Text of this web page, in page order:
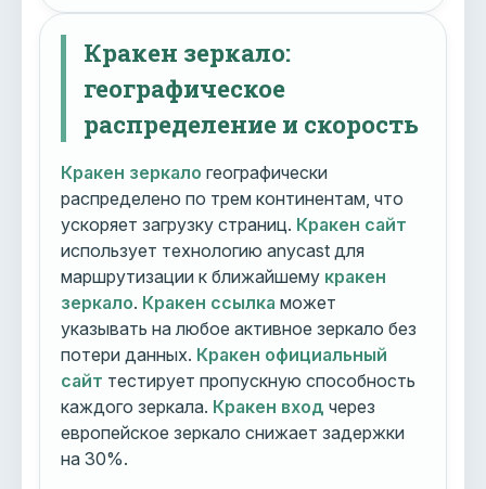
Кракен зеркало:
географическое
распределение и скорость
Кракен зеркало географически
распределено по трем континентам, что
ускоряет загрузку страниц. Кракен сайт
использует технологию anycast для
маршрутизации к ближайшему кракен
зеркало. Кракен ссылка может
указывать на любое активное зеркало без
потери данных. Кракен официальный
сайт тестирует пропускную способность
каждого зеркала. Кракен вход через
европейское зеркало снижает задержки
на 30%.